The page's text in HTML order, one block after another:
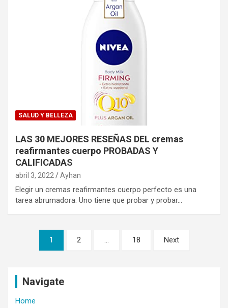
SALUD Y BELLEZA
LAS 30 MEJORES RESEÑAS DEL cremas
reafirmantes cuerpo PROBADAS Y
CALIFICADAS
abril 3, 2022 Ayhan
Elegir un cremas reafirmantes cuerpo perfecto es una
tarea abrumadora. Uno tiene que probar y probar…
Navegación
1 2 … 18 Next
Navigate
Home